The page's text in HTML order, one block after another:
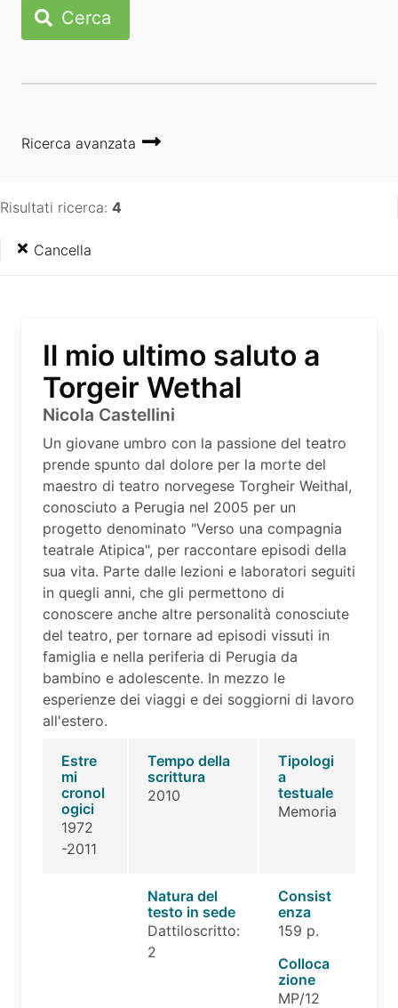
Cerca
Ricerca avanzata
Risultati ricerca: 4
Cancella
Il mio ultimo saluto a
Torgeir Wethal
Nicola Castellini
Un giovane umbro con la passione del teatro
prende spunto dal dolore per la morte del
maestro di teatro norvegese Torgheir Weithal,
conosciuto a Perugia nel 2005 per un
progetto denominato "Verso una compagnia
teatrale Atipica", per raccontare episodi della
sua vita. Parte dalle lezioni e laboratori seguiti
in quegli anni, che gli permettono di
conoscere anche altre personalità conosciute
del teatro, per tornare ad episodi vissuti in
famiglia e nella periferia di Perugia da
bambino e adolescente. In mezzo le
esperienze dei viaggi e dei soggiorni di lavoro
all'estero.
Estre
mi
cronol
ogici
1972
-2011
Tempo della
scrittura
2010
Tipologi
a
testuale
Memoria
Natura del
testo in sede
Dattiloscritto:
2
Consist
enza
159 p.
Colloca
zione
MP/12